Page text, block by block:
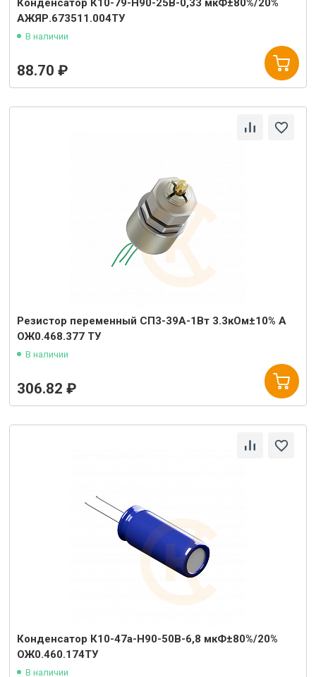
АЖЯР.673511.004ТУ
В наличии
88.70 ₽
Резистор переменный СП3-39А-1Вт 3.3кОм±10% А
ОЖ0.468.377 ТУ
В наличии
306.82 ₽
Конденсатор К10-47а-Н90-50В-6,8 мкФ±80%/20%
ОЖ0.460.174ТУ
В наличии